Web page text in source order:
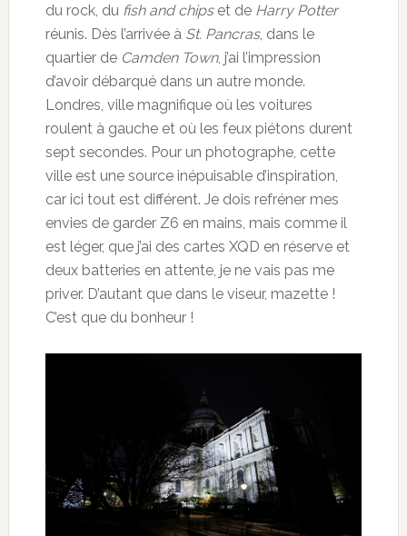
du rock, du fish and chipset de Harry Potter
réunis. Dès l’arrivée à St. Pancras, dans le
quartier de Camden Town, j’ai l’impression
d’avoir débarqué dans un autre monde.
Londres, ville magnifique où les voitures
roulent à gauche et où les feux piétons durent
sept secondes. Pour un photographe, cette
ville est une source inépuisable d’inspiration,
car ici tout est différent. Je dois refréner mes
envies de garder Z6 en mains, mais comme il
est léger, que j’ai des cartes XQD en réserve et
deux batteries en attente, je ne vais pas me
priver. D’autant que dans le viseur, mazette !
C’est que du bonheur !